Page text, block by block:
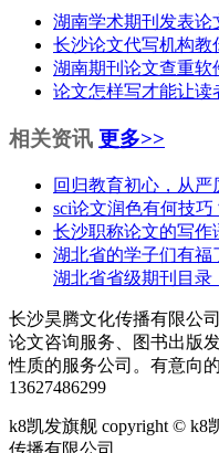
湖南学术期刊发表论
长沙论文代写机构教
湖南期刊论文查重软
论文怎样写才能让读
相关资讯 更多>>
回归教育初心，从
sci论文润色有何技巧
长沙职称论文的写作
湖北省的学子们有福
湖北省省级期刊目录
长沙昊腾文化传播有限公
论文咨询服务、图书出版
性质的服务公司。有意向
13627486299
k8凯发旗舰 copyright © k8
传播有限公司